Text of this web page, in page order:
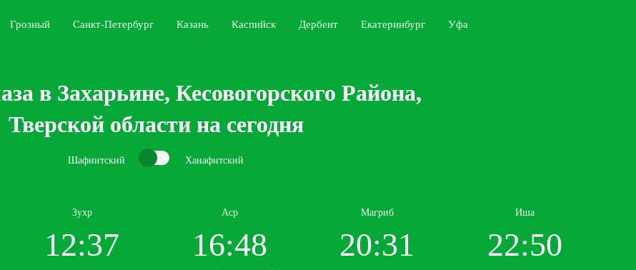
Грозный Санкт-Петербург Казань Каспийск Дербент Екатеринбург Уфа
в Захарьине, Кесовогорского Района,
Тверской области на сегодня
Шафиитский Ханафитский
Зухр
12:37
Аср
16:48
Магриб
20:31
Иша
22:50